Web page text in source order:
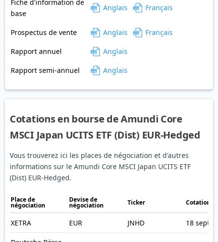
Fiche d'information de
base
Anglais Français
Prospectus de vente Anglais Français
Rapport annuel Anglais
Rapport semi-annuel Anglais
Cotations en bourse de Amundi Core
MSCI Japan UCITS ETF (Dist) EUR-Hedged
Vous trouverez ici les places de négociation et d'autres
informations sur le Amundi Core MSCI Japan UCITS ETF
(Dist) EUR-Hedged.
Place de
négociation
Devise de
négociation Ticker Cotation
XETRA EUR JNHD 18 sept.